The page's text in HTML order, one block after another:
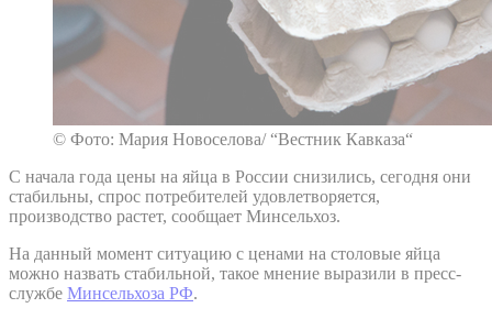
© Фото: Мария Новоселова/ “Вестник Кавказа“
С начала года цены на яйца в России снизились, сегодня они
стабильны, спрос потребителей удовлетворяется,
производство растет, сообщает Минсельхоз.
На данный момент ситуацию с ценами на столовые яйца
можно назвать стабильной, такое мнение выразили в пресс-
службе Минсельхоза РФ.